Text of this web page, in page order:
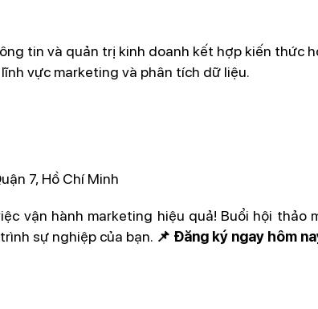
tin và quản trị kinh doanh kết hợp kiến thức
vực marketing và phân tích dữ liệu.
7, Hồ Chí Minh
vận hành marketing hiệu quả! Buổi hội thảo
sự nghiệp của bạn. 📌 Đăng ký ngay hôm